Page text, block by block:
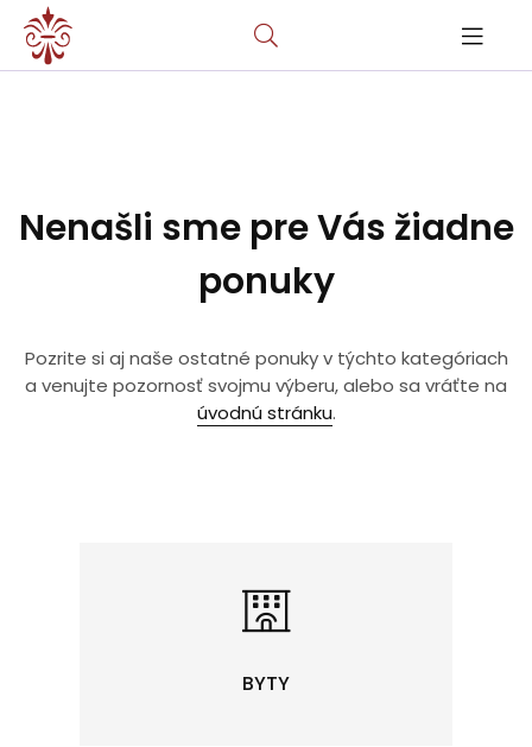
Nenašli sme pre Vás žiadne
ponuky
Pozrite si aj naše ostatné ponuky v týchto kategóriach
a venujte pozornosť svojmu výberu, alebo sa vráťte na
úvodnú stránku.
BYTY